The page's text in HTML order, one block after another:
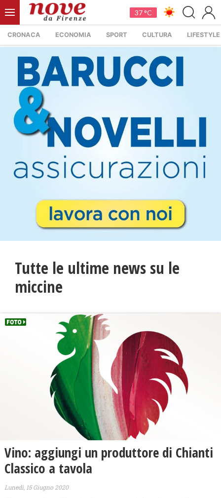
37 °C
CRONACA ECONOMIA SPORT CULTURA LIFESTYLE
Tutte le ultime news su le
miccine
Vino: aggiungi un produttore di Chianti
Classico a tavola
Lunedì, 15 Giugno 2020